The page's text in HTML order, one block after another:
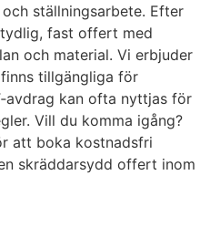
ställningsarbete. Efter
fast offert med
och material. Vi erbjuder
tillgängliga för
kan ofta nyttjas för
Vill du komma igång?
att boka kostnadsfri
skräddarsydd offert inom